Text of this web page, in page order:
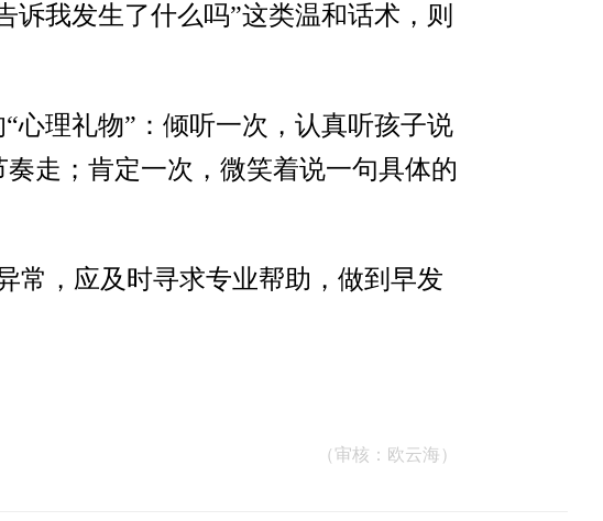
诉我发生了什么吗”这类温和话术，则
心理礼物”：倾听一次，认真听孩子说
走；肯定一次，微笑着说一句具体的
常，应及时寻求专业帮助，做到早发
（审核：欧云海）